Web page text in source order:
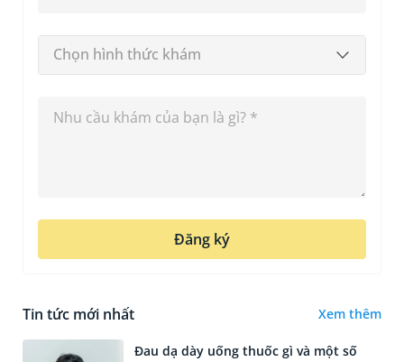
Chọn hình thức khám
Đăng ký
Tin tức mới nhất Xem thêm
Đau dạ dày uống thuốc gì và một số